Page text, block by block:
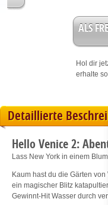
ALS
Hol dir
erhalte
Detaillierte
Hello Venice 2:
Lass New York in einem
Kaum hast du die Gärten
ein magischer Blitz
Gewinnt-Hit Wasser durch